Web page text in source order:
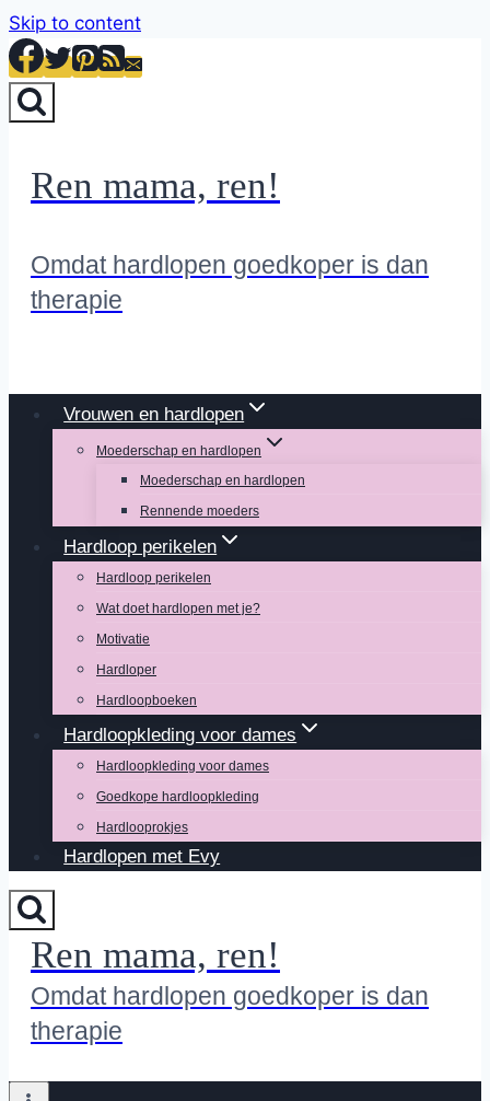
Skip to content
Ren mama, ren!
Omdat hardlopen goedkoper is dan
therapie
Vrouwen en hardlopen
Moederschap en hardlopen
Moederschap en hardlopen
Rennende moeders
Hardloop perikelen
Hardloop perikelen
Wat doet hardlopen met je?
Motivatie
Hardloper
Hardloopboeken
Hardloopkleding voor dames
Hardloopkleding voor dames
Goedkope hardloopkleding
Hardlooprokjes
Hardlopen met Evy
Ren mama, ren!
Omdat hardlopen goedkoper is dan
therapie